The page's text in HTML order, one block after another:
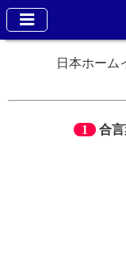
日本ホーム
1 合言